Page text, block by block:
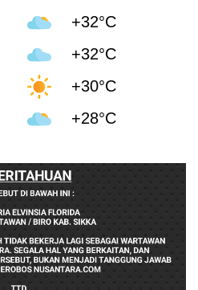
+32°C
+32°C
+30°C
+28°C